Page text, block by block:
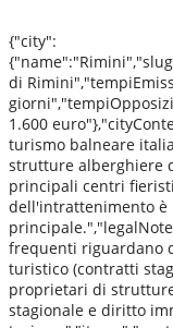
{"city":
di
1.600
turismo balneare
strutture alberghiere
principali centri
dell'intrattenimento è
frequenti riguardano
turistico (contratti
proprietari di
stagionale e diritto